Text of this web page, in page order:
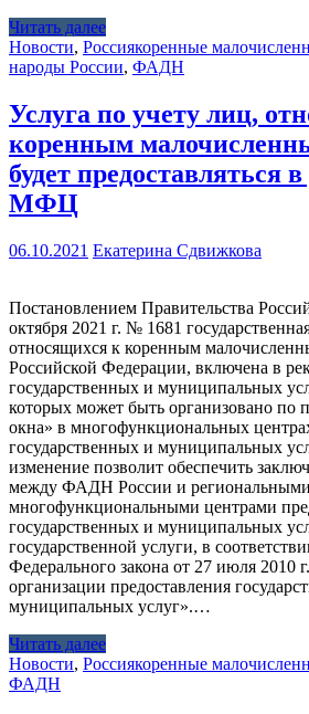
Читать далее
Новости, Россиякоренные
народы России, ФАДН
Услуга по учету лиц,
коренным
будет предоставляться
МФЦ
06.10.2021 Екатерина Сдвижкова
Постановлением Правительства
октября 2021 г. № 1681
относящихся к коренным
Российской Федерации, включена в
государственных и муниципальных
которых может быть организовано по
окна» в многофункциональных
государственных и муниципальных
изменение позволит обеспечить
между ФАДН России и региональными
многофункциональными центрами
государственных и муниципальных
государственной услуги, в
Федерального закона от 27 июля
организации предоставления
муниципальных услуг».…
Читать далее
Новости, Россиякоренные
ФАДН